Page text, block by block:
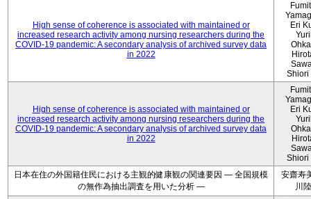
High sense of coherence is associated with maintained or
increased research activity among nursing researchers during the
COVID-19 pandemic: A secondary analysis of archived survey data
in 2022
Eri
Shiori
High sense of coherence is associated with maintained or
increased research activity among nursing researchers during the
COVID-19 pandemic: A secondary analysis of archived survey data
in 2022
Eri
Shiori
日本在住の外国籍住民における主観的健康観の関連要因 ― 全国規模
の無作為抽出調査を用いた分析 ―
安齋寿
川